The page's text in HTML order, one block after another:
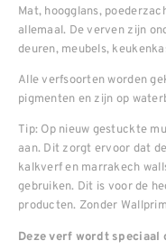
Mat, hoogglans,
allemaal. De verven zijn
deuren, meubels,
Alle verfsoorten worden
pigmenten en zijn op
Tip: Op nieuw gestuckte
aan. Dit zorgt ervoor dat
kalkverf en marrakech
gebruiken. Dit is voor de
producten. Zonder
Deze verf wordt